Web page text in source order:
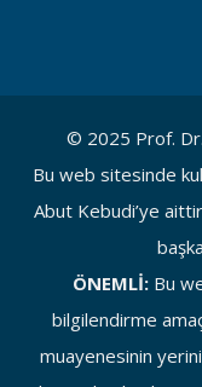
© 2025 Prof. Dr.
Bu web sitesinde
Abut Kebudi’ye
ÖNEMLİ: Bu
bilgilendirme
muayenesinin